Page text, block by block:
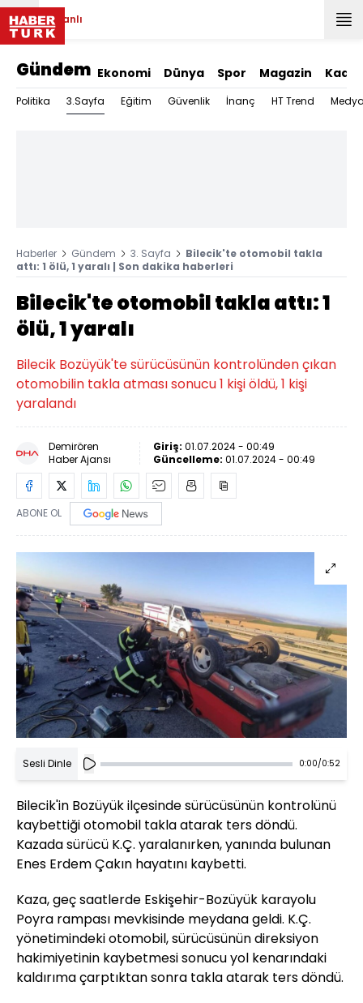
Canlı
Gündem Ekonomi Dünya Spor Magazin Kadın
Politika 3.Sayfa Eğitim Güvenlik İnanç HT Trend
Haberler Gündem 3. Sayfa
Bilecik'te otomobil takla
attı: 1 ölü, 1 yaralı | Son dakika haberleri
Bilecik'te otomobil takla attı: 1
ölü, 1 yaralı
Bilecik Bozüyük'te sürücüsünün kontrolünden çıkan
otomobilin takla atması sonucu 1 kişi öldü, 1 kişi
yaralandı
Demirören
Haber Ajansı
Giriş: 01.07.2024 - 00:49
Güncelleme: 01.07.2024 - 00:49
ABONE OL
Sesli Dinle 0:00/0:52
Bilecik'in Bozüyük ilçesinde sürücüsünün kontrolünü
kaybettiği otomobil takla atarak ters döndü.
Kazada sürücü K.Ç. yaralanırken, yanında bulunan
Enes Erdem Çakın hayatını kaybetti.
Kaza, geç saatlerde Eskişehir-Bozüyük karayolu
Poyra rampası mevkisinde meydana geldi. K.Ç.
yönetimindeki otomobil, sürücüsünün direksiyon
hakimiyetinin kaybetmesi sonucu yol kenarındaki
kaldırıma çarptıktan sonra takla atarak ters döndü.